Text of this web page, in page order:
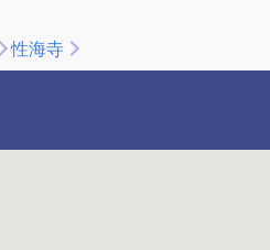
性海寺